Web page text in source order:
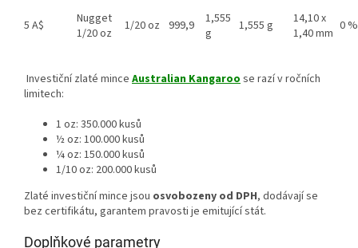
5 A$
Nugget
1/20 oz
1/20 oz 999,9
1,555
g
1,555 g
14,10 x
1,40 mm 0 %
Investiční zlaté mince Australian Kangaroo se razí v ročních
limitech:
1 oz: 350.000 kusů
½ oz: 100.000 kusů
¼ oz: 150.000 kusů
1/10 oz: 200.000 kusů
Zlaté investiční mince jsou osvobozeny od DPH, dodávají se
bez certifikátu, garantem pravosti je emitující stát.
Doplňkové parametry